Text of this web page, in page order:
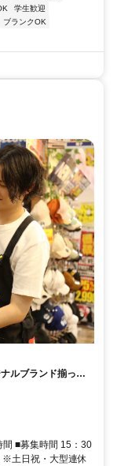
学生歓迎
ブランクOK
ルブランド揃って
間 ■募集時間 15：30
※土日祝・大型連休